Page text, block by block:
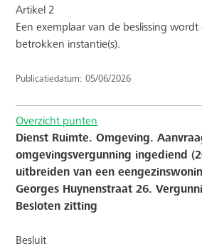
Artikel 2
Een exemplaar van de beslissing
betrokken instantie(s).
Publicatiedatum: 05/06/2026
Overzicht punten
Dienst Ruimte. Omgeving.
omgevingsvergunning ingediend
uitbreiden van een
Georges Huynenstraat 26.
Besloten zitting
Besluit